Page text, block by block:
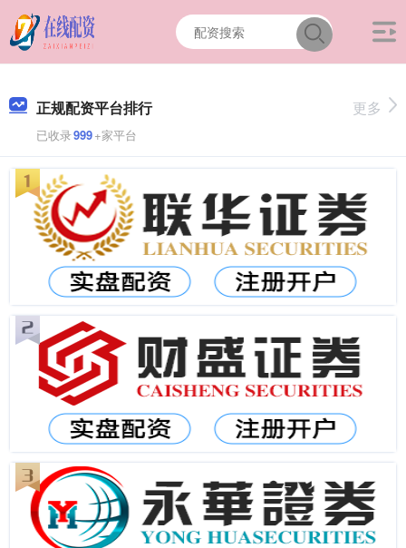
正规配资平台排行
已收录999+家平台
更多